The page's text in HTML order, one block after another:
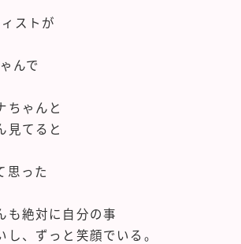
ストが
んで
ちゃんと
見てると
思った
も絶対に自分の事
し、ずっと笑顔でいる。